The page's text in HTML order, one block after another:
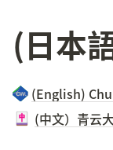
(日本
(中文）青云